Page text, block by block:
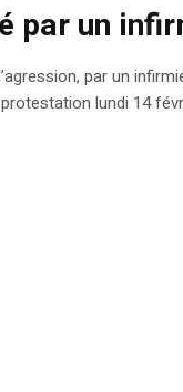
par un
par un
lundi 14